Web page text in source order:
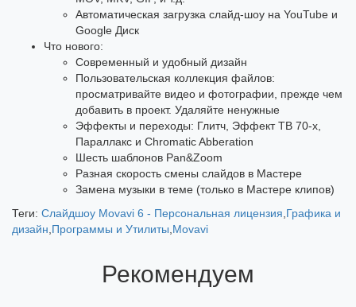
Автоматическая загрузка слайд-шоу на YouTube и
Google Диск
Что нового:
Современный и удобный дизайн
Пользовательская коллекция файлов:
просматривайте видео и фотографии, прежде чем
добавить в проект. Удаляйте ненужные
Эффекты и переходы: Глитч, Эффект ТВ 70-х,
Параллакс и Chromatic Abberation
Шесть шаблонов Pan&Zoom
Разная скорость смены слайдов в Мастере
Замена музыки в теме (только в Мастере клипов)
Теги: Слайдшоу Movavi 6 - Персональная лицензия,Графика и
дизайн,Программы и Утилиты,Movavi
Рекомендуем